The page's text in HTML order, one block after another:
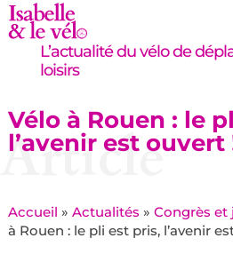
L’actualité du vélo de
loisirs
Vélo à Rouen : le
l’avenir est ouvert
Article
Accueil » Actualités » Congrès et
à Rouen : le pli est pris, l’avenir